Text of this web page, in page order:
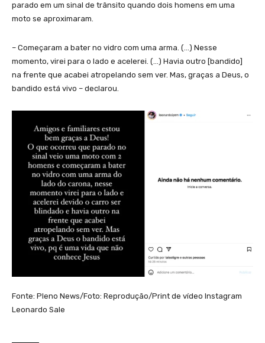
parado em um sinal de trânsito quando dois homens em uma
moto se aproximaram.
– Começaram a bater no vidro com uma arma. (…) Nesse
momento, virei para o lado e acelerei. (…) Havia outro [bandido]
na frente que acabei atropelando sem ver. Mas, graças a Deus, o
bandido está vivo – declarou.
Fonte: Pleno News/Foto: Reprodução/Print de vídeo Instagram
Leonardo Sale